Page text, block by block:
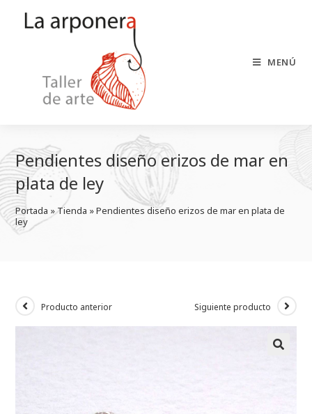
MENÚ
Pendientes diseño erizos de mar en
plata de ley
Portada » Tienda » Pendientes diseño erizos de mar en plata de
ley
Producto anterior Siguiente producto